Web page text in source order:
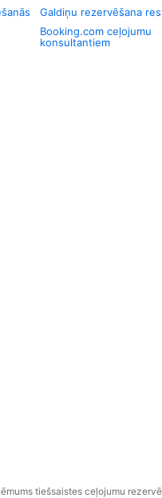
Galdiņu rezervēšana
Booking.com ceļojumu
konsultantiem
tiešsaistes ceļojumu